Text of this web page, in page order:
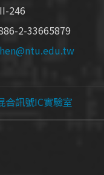
246
2-33665879
合訊號IC實驗室